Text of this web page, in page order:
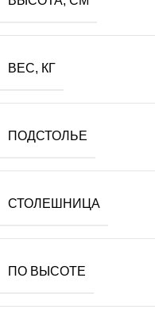
ВЕС, КГ
ПОДСТОЛЬЕ
СТОЛЕШНИЦА
ПО ВЫСОТЕ